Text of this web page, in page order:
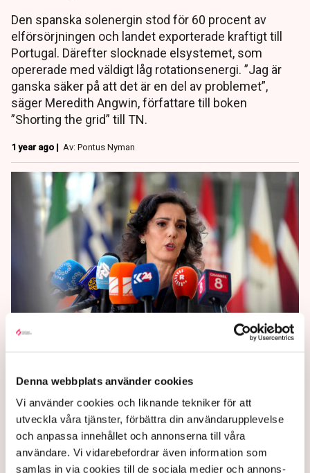
Denna webbplats använder cookies
Vi använder cookies och liknande tekniker för att
utveckla våra tjänster, förbättra din användarupplevelse
och anpassa innehållet och annonserna till våra
användare. Vi vidarebefordrar även information som
samlas in via cookies till de sociala medier och annons-
Den spanska solenergin stod för 60 procent av
elförsörjningen och landet exporterade kraftigt till
Portugal. Därefter slocknade elsystemet, som
opererade med väldigt låg rotationsenergi. ”Jag är
ganska säker på att det är en del av problemet”,
säger Meredith Angwin, författare till boken
”Shorting the grid” till TN.
1 year ago | Av: Pontus Nyman
Budet från Bryssel: Preppa
för 72 timmar
Se till att ha vatten, kontanter och andra
förnödenheter för minst tre dygn, manade EU-
kommissionen redan i mars.
1 year ago | Av: TT